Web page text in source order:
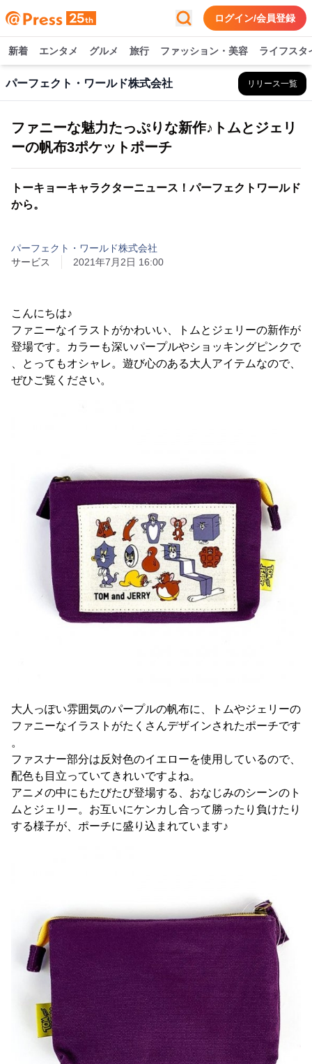
ログイン/会員登録
新着 エンタメ グルメ 旅行 ファッション・美容 ライフスタ
パーフェクト・ワールド株式会社 リリース一覧
ファニーな魅力たっぷりな新作♪トムとジェリ
ーの帆布3ポケットポーチ
トーキョーキャラクターニュース！パーフェクトワールド
から。
パーフェクト・ワールド株式会社
サービス
2021年7月2日 16:00
こんにちは♪
ファニーなイラストがかわいい、トムとジェリーの新作が
登場です。カラーも深いパープルやショッキングピンクで
、とってもオシャレ。遊び心のある大人アイテムなので、
ぜひご覧ください。
大人っぽい雰囲気のパープルの帆布に、トムやジェリーの
ファニーなイラストがたくさんデザインされたポーチです
。
ファスナー部分は反対色のイエローを使用しているので、
配色も目立っていてきれいですよね。
アニメの中にもたびたび登場する、おなじみのシーンのト
ムとジェリー。お互いにケンカし合って勝ったり負けたり
する様子が、ポーチに盛り込まれています♪